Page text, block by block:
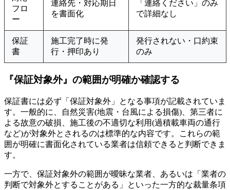
フロ
ー
連絡先・対応期日
を書面化
「連絡ください」のみ
で詳細なし
保証
書
施工完了時に発
行・押印あり
発行されない・口約束
のみ
『保証対象外』の範囲が明確か確認する
保証書には必ず「保証対象外」となる事項が記載されていま
す。一般的に、自然災害(地震・台風による損傷)、第三者に
よる故意の破損、施工後の不適切な利用(過積載車両の通行
など)が対象外とされるのは標準的な内容です。これらの範
囲が明確に書面化されている業者は信頼できると判断できま
す。
一方で、保証対象外の範囲が曖昧な業者、あるいは「業者の
判断で対象外とすることがある」といった一方的な裁量条項